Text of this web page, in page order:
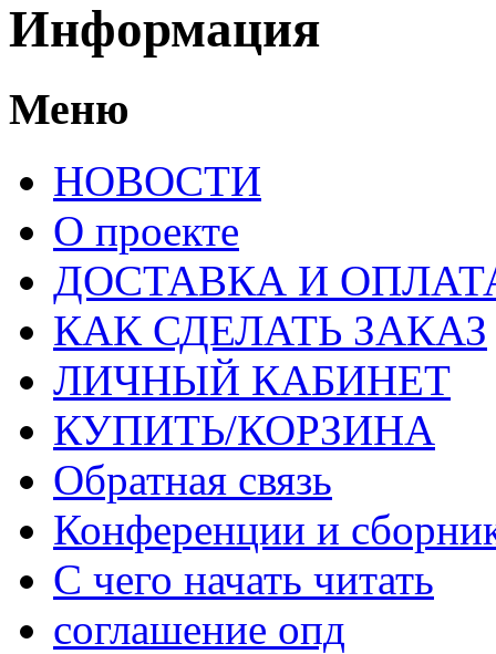
Информация
Меню
НОВОСТИ
О проекте
ДОСТАВКА И
КАК СДЕЛАТЬ ЗАКАЗ
ЛИЧНЫЙ КАБИНЕТ
КУПИТЬ/КОРЗИНА
Обратная связь
Конференции и
С чего начать читать
соглашение опд